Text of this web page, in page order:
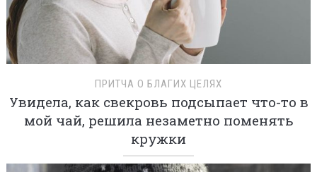
ПРИТЧА О БЛАГИХ ЦЕЛЯХ
Увидела, как свекровь подсыпает что-то в
мой чай, решила незаметно поменять
кружки